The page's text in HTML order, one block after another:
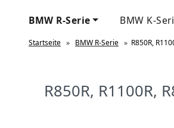
BMW R-Serie BMW K-
Startseite » BMW R-Serie » R850R,
R850R, R1100R,